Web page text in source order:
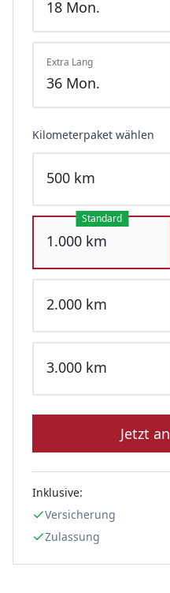
18 Mon.
Extra Lang
36 Mon.
Kilometerpaket wählen
500 km
Standard
1.000 km
2.000 km
3.000 km
Jetzt
Inklusive:
Versicherung
Zulassung